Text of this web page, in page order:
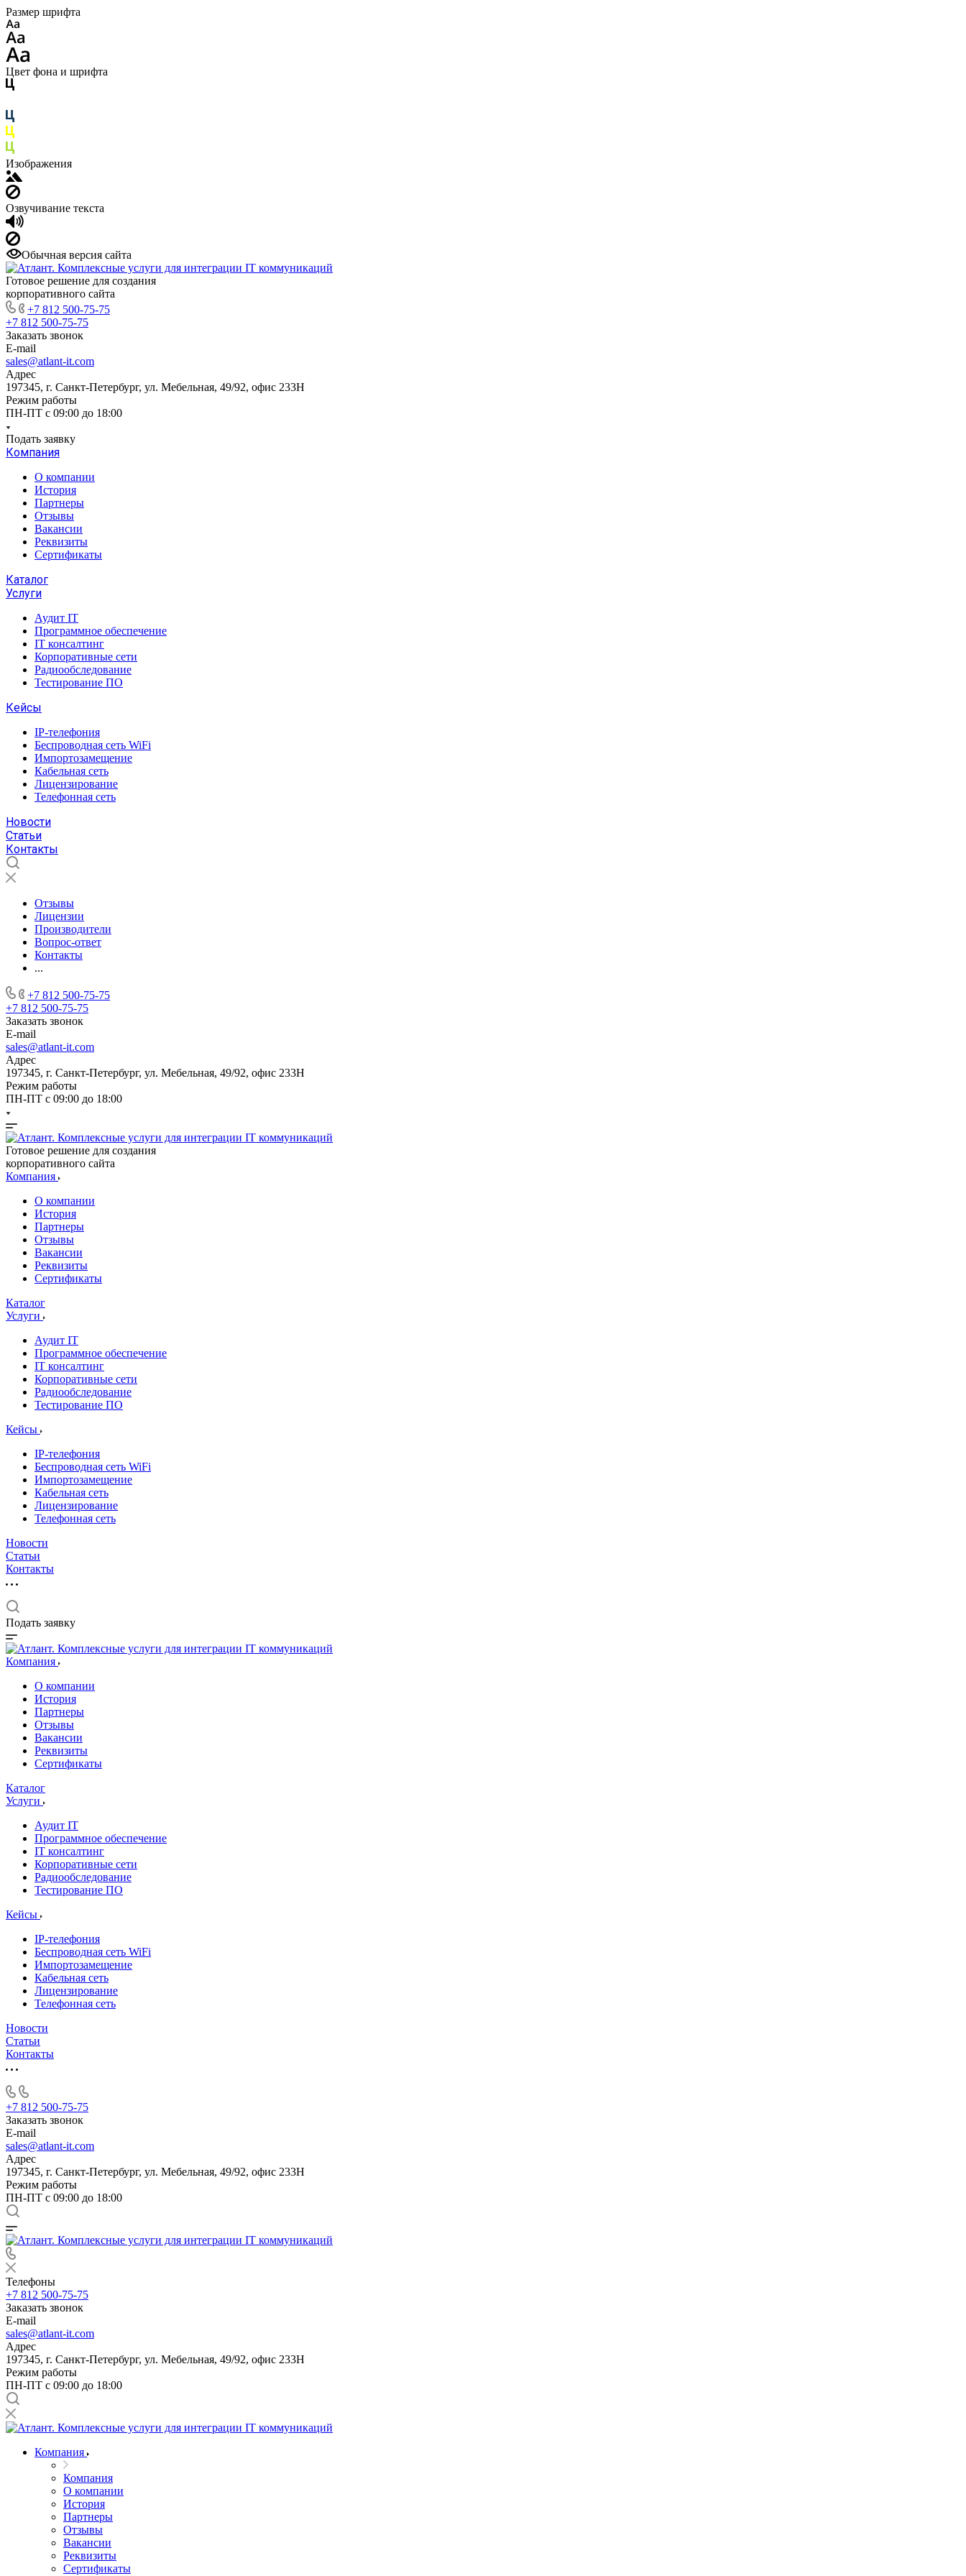
Размер шрифта
Цвет фона и шрифта
Изображения
Озвучивание текста
Обычная версия сайта
Готовое решение для создания
корпоративного сайта
+7 812 500-75-75
+7 812 500-75-75
Заказать звонок
E-mail
sales@atlant-it.com
Адрес
197345, г. Санкт-Петербург, ул. Мебельная, 49/92, офис 233Н
Режим работы
ПН-ПТ с 09:00 до 18:00
Подать заявку
Компания
О компании
История
Партнеры
Отзывы
Вакансии
Реквизиты
Сертификаты
Каталог
Услуги
Аудит IT
Программное обеспечение
IT консалтинг
Корпоративные сети
Радиообследование
Тестирование ПО
Кейсы
IP-телефония
Беспроводная сеть WiFi
Импортозамещение
Кабельная сеть
Лицензирование
Телефонная сеть
Новости
Статьи
Контакты
Отзывы
Лицензии
Производители
Вопрос-ответ
Контакты
...
+7 812 500-75-75
+7 812 500-75-75
Заказать звонок
E-mail
sales@atlant-it.com
Адрес
197345, г. Санкт-Петербург, ул. Мебельная, 49/92, офис 233Н
Режим работы
ПН-ПТ с 09:00 до 18:00
Готовое решение для создания
корпоративного сайта
Компания
О компании
История
Партнеры
Отзывы
Вакансии
Реквизиты
Сертификаты
Каталог
Услуги
Аудит IT
Программное обеспечение
IT консалтинг
Корпоративные сети
Радиообследование
Тестирование ПО
Кейсы
IP-телефония
Беспроводная сеть WiFi
Импортозамещение
Кабельная сеть
Лицензирование
Телефонная сеть
Новости
Статьи
Контакты
Подать заявку
Компания
О компании
История
Партнеры
Отзывы
Вакансии
Реквизиты
Сертификаты
Каталог
Услуги
Аудит IT
Программное обеспечение
IT консалтинг
Корпоративные сети
Радиообследование
Тестирование ПО
Кейсы
IP-телефония
Беспроводная сеть WiFi
Импортозамещение
Кабельная сеть
Лицензирование
Телефонная сеть
Новости
Статьи
Контакты
+7 812 500-75-75
Заказать звонок
E-mail
sales@atlant-it.com
Адрес
197345, г. Санкт-Петербург, ул. Мебельная, 49/92, офис 233Н
Режим работы
ПН-ПТ с 09:00 до 18:00
Телефоны
+7 812 500-75-75
Заказать звонок
E-mail
sales@atlant-it.com
Адрес
197345, г. Санкт-Петербург, ул. Мебельная, 49/92, офис 233Н
Режим работы
ПН-ПТ с 09:00 до 18:00
Компания
Компания
О компании
История
Партнеры
Отзывы
Вакансии
Реквизиты
Сертификаты